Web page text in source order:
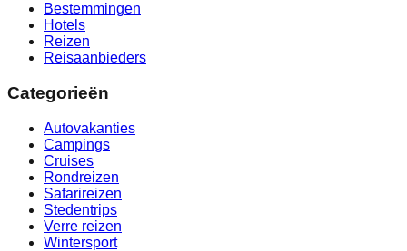
Bestemmingen
Hotels
Reizen
Reisaanbieders
Categorieën
Autovakanties
Campings
Cruises
Rondreizen
Safarireizen
Stedentrips
Verre reizen
Wintersport